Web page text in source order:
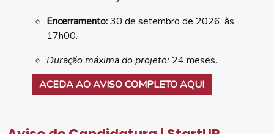
Encerramento:30 de setembro de 2026, às
17h00.
Duração máxima do projeto: 24 meses.
ACEDA AO AVISO COMPLETO AQUI